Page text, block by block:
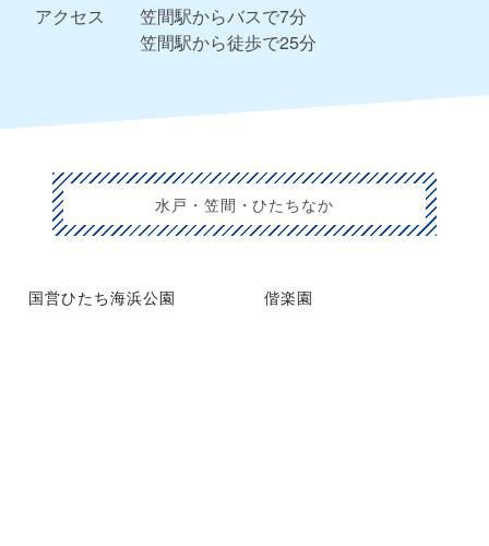
アクセス
笠間駅からバスで7分
笠間駅から徒歩で25分
水戸・笠間・ひたちなか
国営ひたち海浜公園 偕楽園